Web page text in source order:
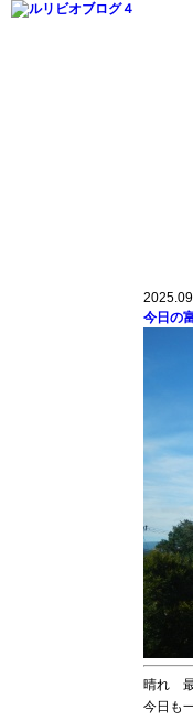
今日の
晴れ
今日も